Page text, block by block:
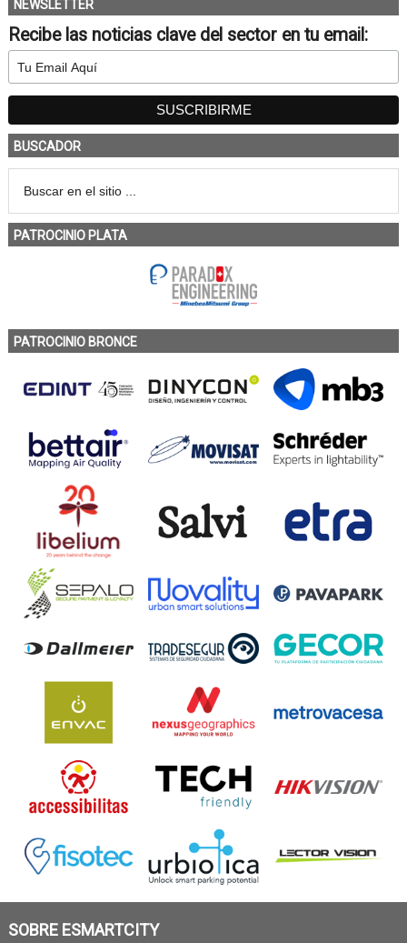
NEWSLETTER
Recibe las noticias clave del sector en tu email:
BUSCADOR
PATROCINIO PLATA
PATROCINIO BRONCE
SOBRE ESMARTCITY